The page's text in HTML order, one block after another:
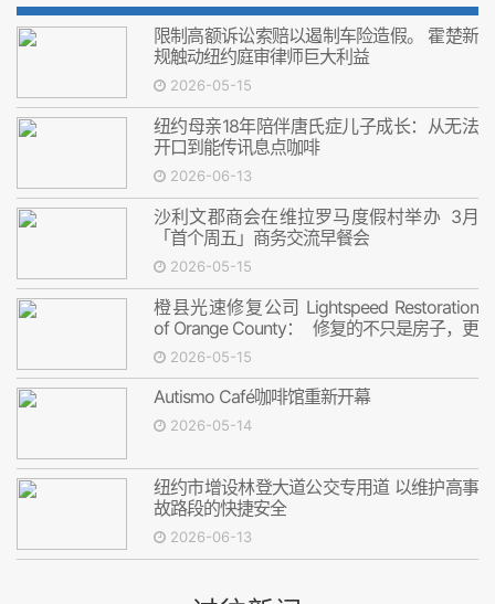
限制高额诉讼索赔以遏制车险造假。 霍楚新
规触动纽约庭审律师巨大利益
2026-05-15
纽约母亲18年陪伴唐氏症儿子成长：从无法
开口到能传讯息点咖啡
2026-06-13
沙利文郡商会在维拉罗马度假村举办 3月
「首个周五」商务交流早餐会
2026-05-15
橙县光速修复公司 Lightspeed Restoration
of Orange County： 修复的不只是房子，更
是安心
2026-05-15
Autismo Café咖啡馆重新开幕
2026-05-14
纽约市增设林登大道公交专用道 以维护高事
故路段的快捷安全
2026-06-13